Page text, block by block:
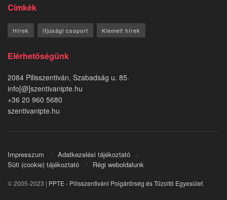
Címkék
Hírek Ifjúsági csoport Kiemelt hírek
Elérhetőségünk
2084 Pilisszentiván, Szabadság u. 85.
info[@]szentivanipte.hu
+36 20 960 5680
szentivanipte.hu
Impresszum
Adatkezelési tájékoztató
Süti (cookie) tájékoztató
Régi weboldalunk
© 2005-2023 | PPTE - Pilisszentiváni Polgárőrség és Tűzoltó Egyesület.